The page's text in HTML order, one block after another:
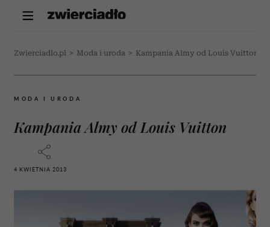
Zwierciadlo.pl > Moda i uroda > Kampania Almy od Louis Vuitton
MODA I URODA
Kampania Almy od Louis Vuitton
4 KWIETNIA 2013